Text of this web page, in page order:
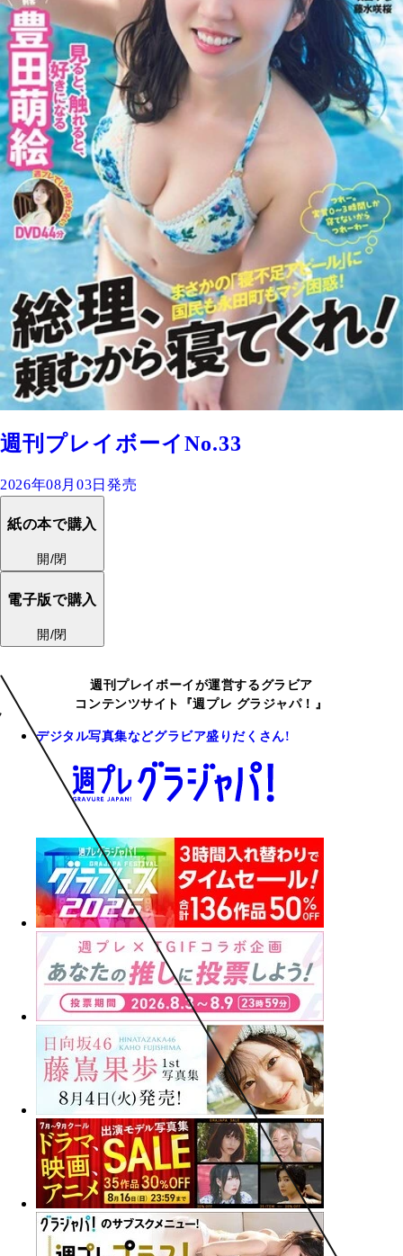
週刊プレイボーイNo.33
2026年08月03日発売
紙の本で購入
開/閉
電子版で購入
開/閉
週刊プレイボーイが運営するグラビア
コンテンツサイト『週プレ グラジャパ！』
デジタル写真集などグラビア盛りだくさん!